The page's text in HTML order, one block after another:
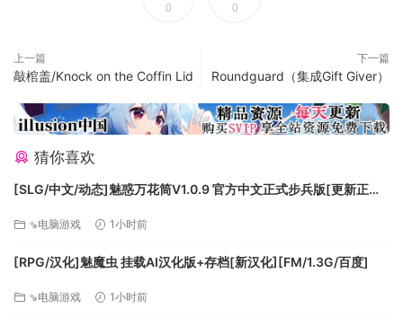
但是，一名仲裁者却发现自己所效命的团体正在被腐败所侵
除眼前的祸患。
深受《Final Fantasy》战术版（原版和进阶版皆有）和
《Tactics Ogre》的启发，这款战术角色扮演游戏可谓称得上
是这些经典作品的继承者，同时为战术类型游戏带来了一些全
新改进。
0 0
上一篇
敲棺盖/Knock on the Coffin Lid
下一篇
Roundguard（集成Gift Giver）
猜你喜欢
[SLG/中文/动态]魅惑万花筒V1.0.9 官方中文正式步兵版[更新正式
⇘电脑游戏 1小时前
[RPG/汉化]魅魔虫 挂载AI汉化版+存档[新汉化][FM/1.3G/百度]
⇘电脑游戏 1小时前